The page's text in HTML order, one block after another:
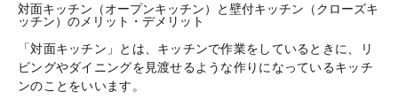
対面キッチン（オープンキッチン）と壁付キッチン（クローズキ
ッチン）のメリット・デメリット
「対面キッチン」とは、キッチンで作業をしているときに、リ
ビングやダイニングを見渡せるような作りになっているキッチ
ンのことをいいます。